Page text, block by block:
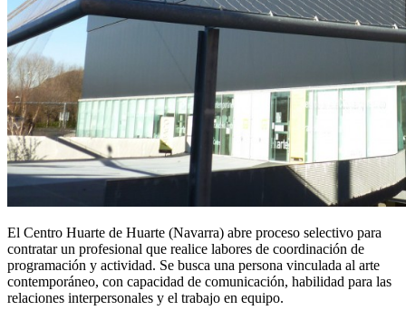
El Centro Huarte de Huarte (Navarra) abre proceso selectivo para
contratar un profesional que realice labores de coordinación de
programación y actividad. Se busca una persona vinculada al arte
contemporáneo, con capacidad de comunicación, habilidad para las
relaciones interpersonales y el trabajo en equipo.